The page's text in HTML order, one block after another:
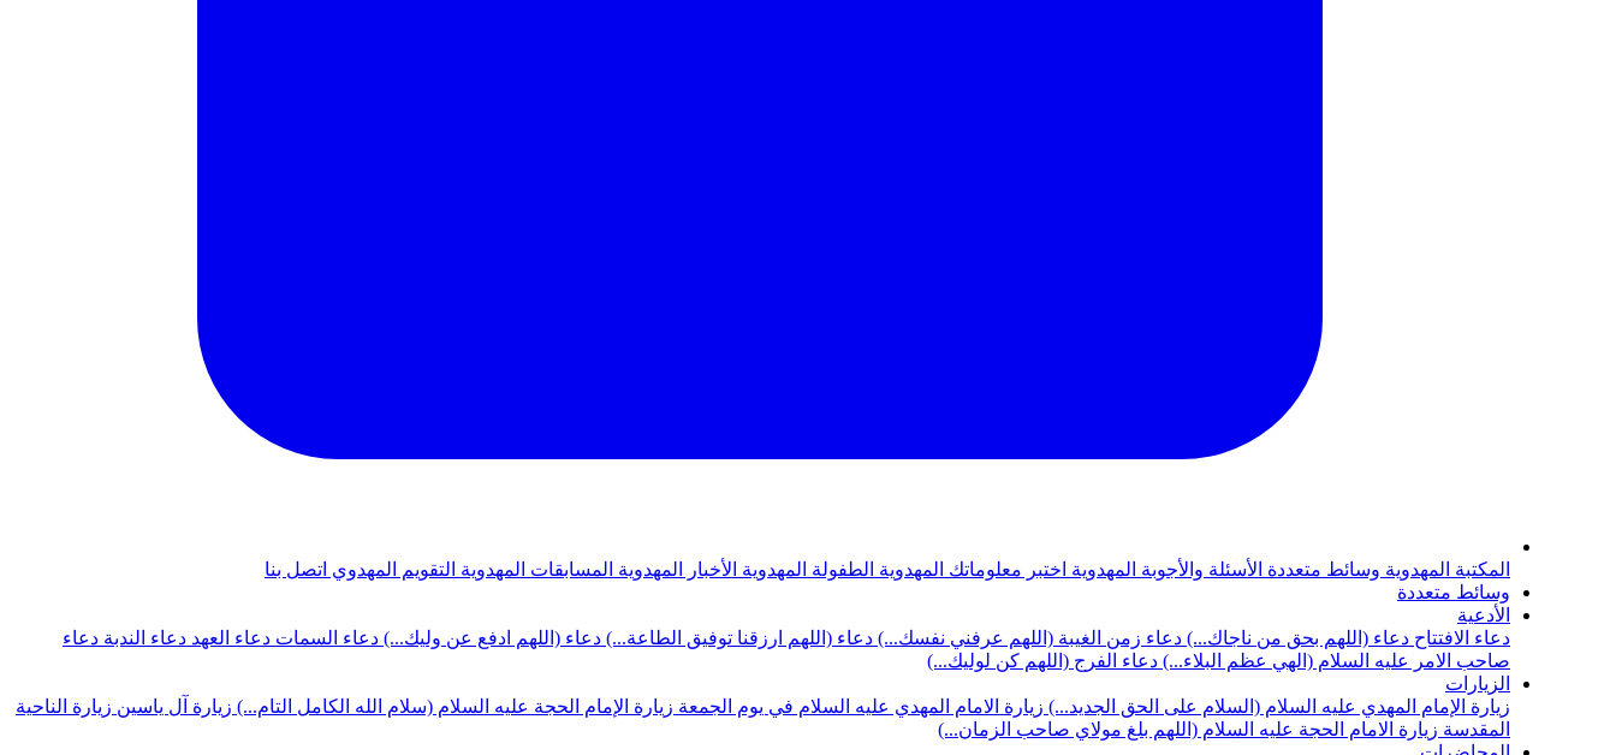
المكتبة المهدوية وسائط متعددة الأسئلة والأجوبة المهدوية اختبر معلوماتك المهدوية الطفولة المهدوية الأخبار المهدوية المسابقات المهدوية التقويم المهدوي اتصل بنا
وسائط متعددة
الأدعية
دعاء الافتتاح دعاء (اللهم بحق من ناجاك...) دعاء زمن الغيبة (اللهم عرفني نفسك...) دعاء (اللهم ارزقنا توفيق الطاعة...) دعاء (اللهم ادفع عن وليك...) دعاء السمات دعاء العهد دعاء الندبة دعاء
صاحب الامر عليه السلام (الهي عظم البلاء...) دعاء الفرج (اللهم كن لوليك...)
الزيارات
زيارة الإمام المهدي عليه السلام (السلام على الحق الجديد...) زيارة الامام المهدي عليه السلام في يوم الجمعة زيارة الإمام الحجة عليه السلام (سلام الله الكامل التام...) زيارة آل ياسين زيارة الناحية
المقدسة زيارة الامام الحجة عليه السلام (اللهم بلغ مولاي صاحب الزمان...)